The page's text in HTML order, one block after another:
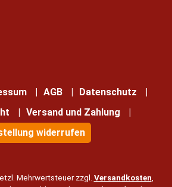
AGB
Datenschutz
Versand und Zahlung
widerrufen
Mehrwertsteuer zzgl. Versandkosten